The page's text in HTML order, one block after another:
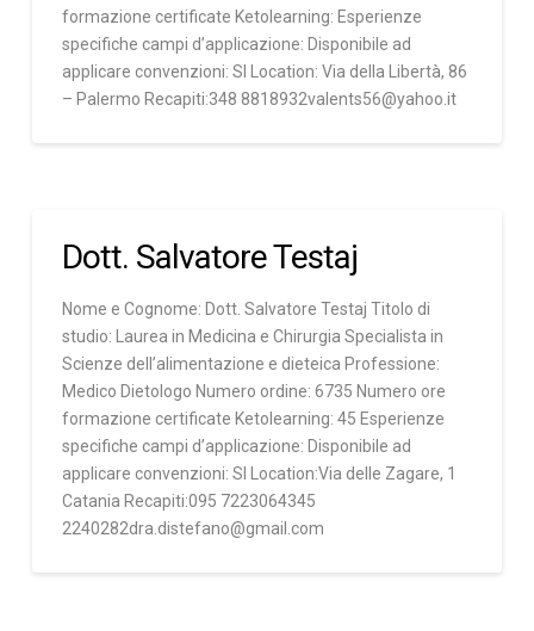
formazione certificate Ketolearning: Esperienze
specifiche campi d’applicazione: Disponibile ad
applicare convenzioni: SI Location: Via della Libertà, 86
– Palermo Recapiti:348 8818932valents56@yahoo.it
Dott. Salvatore Testaj
Nome e Cognome: Dott. Salvatore Testaj Titolo di
studio: Laurea in Medicina e Chirurgia Specialista in
Scienze dell’alimentazione e dieteica Professione:
Medico Dietologo Numero ordine: 6735 Numero ore
formazione certificate Ketolearning: 45 Esperienze
specifiche campi d’applicazione: Disponibile ad
applicare convenzioni: SI Location:Via delle Zagare, 1
Catania Recapiti:095 7223064345
2240282dra.distefano@gmail.com